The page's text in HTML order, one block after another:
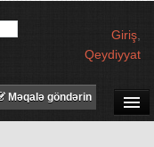
Giriş
Qeydiyyat
Məqalə göndərin